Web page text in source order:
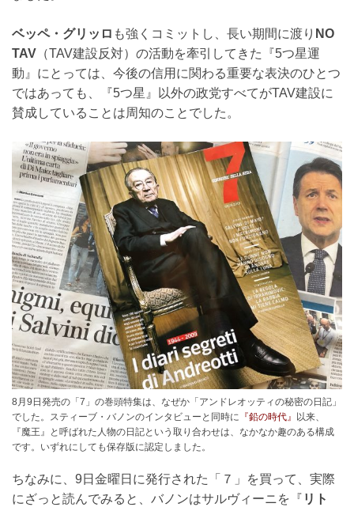
ベッペ・グリッロ も強くコミットし、長い期間に渡り NO
TAV （TAV建設反対）の活動を牽引してきた『5つ星運
動』にとっては、今後の信用に関わる重要な表決のひとつ
ではあっても、『5つ星』以外の政党すべてがTAV建設に
賛成していることは周知のことでした。
8月9日発売の「7」の巻頭特集は、なぜか「アンドレオッティの秘密の日記」
でした。スティーブ・バノンのインタビューと同時に 『鉛の時代』
以来、
『魔王』と呼ばれた人物の日記という取り合わせは、なかなか趣のある構成
です。いずれにしても保存版に認定しました。
ちなみに、9日金曜日に発行された「７」を買って、実際
にざっと読んでみると、バノンはサルヴィーニを『 リト